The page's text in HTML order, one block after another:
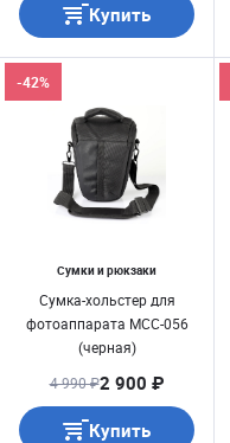
Купить
Сумки и рюкзаки
Сумка-хольстер для
фотоаппарата MCC-056
(черная)
-42%
4 990 ₽2 900 ₽
Купить